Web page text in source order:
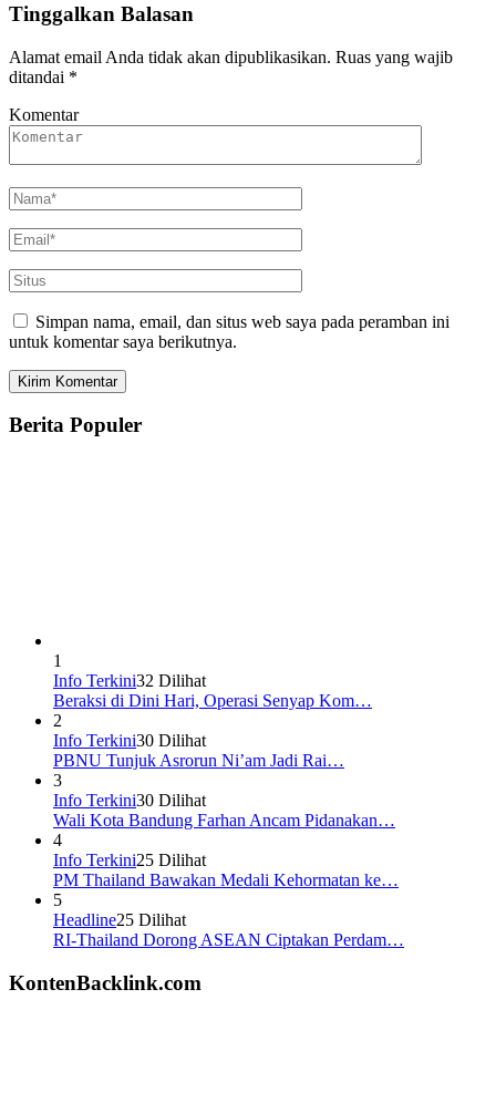
Tinggalkan Balasan
Alamat email Anda tidak akan dipublikasikan. Ruas yang wajib
ditandai *
Komentar
Simpan nama, email, dan situs web saya pada peramban ini
untuk komentar saya berikutnya.
Berita Populer
1
Info Terkini32 Dilihat
Beraksi di Dini Hari, Operasi Senyap Kom…
2
Info Terkini30 Dilihat
PBNU Tunjuk Asrorun Ni’am Jadi Rai…
3
Info Terkini30 Dilihat
Wali Kota Bandung Farhan Ancam Pidanakan…
4
Info Terkini25 Dilihat
PM Thailand Bawakan Medali Kehormatan ke…
5
Headline25 Dilihat
RI-Thailand Dorong ASEAN Ciptakan Perdam…
KontenBacklink.com